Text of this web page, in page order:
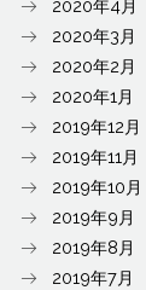
2020年4月
2020年3月
2020年2月
2020年1月
2019年12月
2019年11月
2019年10月
2019年9月
2019年8月
2019年7月